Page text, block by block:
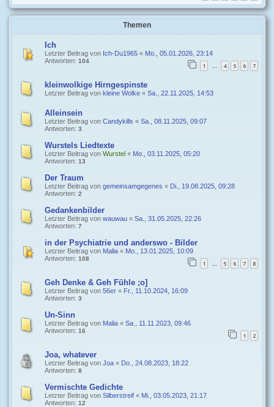
Themen
Ich
Letzter Beitrag von Ich-Du1965 « Mo., 05.01.2026, 23:14
Antworten: 104
1 … 4 5 6 7
kleinwolkige Hirngespinste
Letzter Beitrag von kleine Wolke « Sa., 22.11.2025, 14:53
Alleinsein
Letzter Beitrag von Candykills « Sa., 08.11.2025, 09:07
Antworten: 3
Wurstels Liedtexte
Letzter Beitrag von Wurstel « Mo., 03.11.2025, 05:20
Antworten: 13
Der Traum
Letzter Beitrag von gemeinsamgegenes « Di., 19.08.2025, 09:28
Antworten: 2
Gedankenbilder
Letzter Beitrag von wauwau « Sa., 31.05.2025, 22:26
Antworten: 7
in der Psychiatrie und anderswo - Bilder
Letzter Beitrag von Malia « Mo., 13.01.2025, 10:09
Antworten: 108
1 … 5 6 7 8
Geh Denke & Geh Fühle ;o]
Letzter Beitrag von 56er « Fr., 11.10.2024, 16:09
Antworten: 3
Un-Sinn
Letzter Beitrag von Malia « Sa., 11.11.2023, 09:46
Antworten: 16
1 2
Joa, whatever
Letzter Beitrag von Joa « Do., 24.08.2023, 18:22
Antworten: 8
Vermischte Gedichte
Letzter Beitrag von Silberstreif « Mi., 03.05.2023, 21:17
Antworten: 12